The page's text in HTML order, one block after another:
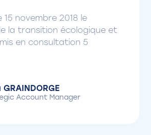
15 novembre 2018 le
la transition écologique et
en consultation 5
GRAINDORGE
Account Manager